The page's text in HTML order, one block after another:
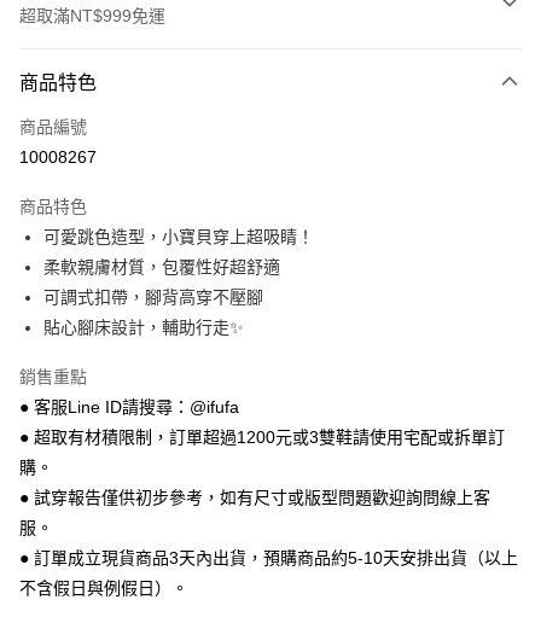
超取滿NT$999免運
信用卡一次付款
超商取貨付款
Apple Pay
街口支付
悠遊付
Google Pay
全盈+PAY
【關於「AFTEE先享後付」】
AFTEE先享後付是「在收到商品之後才付款」的支付方式。 讓您購物簡單
便利好安心！
１．簡單：不需註冊會員、不需綁卡、不需儲值。
２．便利：只要手機號碼，簡訊認證，即可結帳。
ATM付款
運送方式
商品特色
商品編號
10008267
商品特色
可愛跳色造型，小寶貝穿上超吸睛！
柔軟親膚材質，包覆性好超舒適
可調式扣帶，腳背高穿不壓腳
貼心腳床設計，輔助行走✨
銷售重點
● 客服Line ID請搜尋：@ifufa
● 超取有材積限制，訂單超過1200元或3雙鞋請使用宅配或拆單訂
購。
● 試穿報告僅供初步參考，如有尺寸或版型問題歡迎詢問線上客
服。
● 訂單成立現貨商品3天內出貨，預購商品約5-10天安排出貨（以上
不含假日與例假日）。